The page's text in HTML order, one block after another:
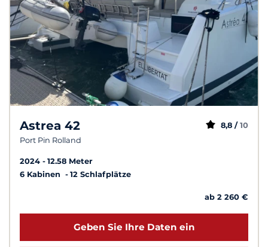
Astrea 42
Port Pin Rolland
8,8 / 10
2024
12.58 Meter
6 Kabinen
12 Schlafplätze
ab 2 260 €
Geben Sie Ihre Daten ein